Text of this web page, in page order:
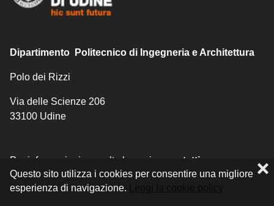
Questo sito utilizza i cookies per consentire una migliore
esperienza di navigazione.
❌
Dipartimento Politecnico di Ingegneria e Architettura
Polo dei Rizzi
Via delle Scienze 206
33100 Udine
Per informazioni consulta la pagina contatti